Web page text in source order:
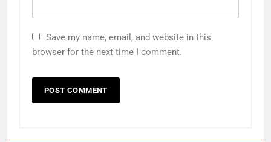
Save my name, email, and website in this
browser for the next time I comment.